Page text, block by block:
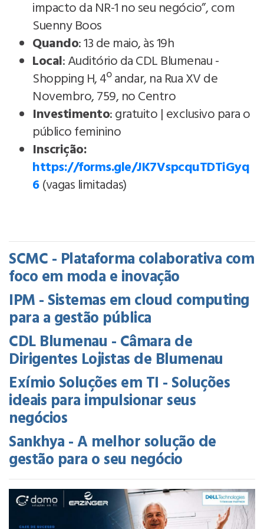
impacto da NR-1 no seu negócio”, com
Suenny Boos
Quando: 13 de maio, às 19h
Local: Auditório da CDL Blumenau -
Shopping H, 4º andar, na Rua XV de
Novembro, 759, no Centro
Investimento: gratuito | exclusivo para o
público feminino
Inscrição:
https://forms.gle/JK7VspcquTDTiGyq
6(vagas limitadas)
SCMC - Plataforma colaborativa com
foco em moda e inovação
IPM - Sistemas em cloud computing
para a gestão pública
CDL Blumenau - Câmara de
Dirigentes Lojistas de Blumenau
Exímio Soluções em TI - Soluções
ideais para impulsionar seus
negócios
Sankhya - A melhor solução de
gestão para o seu negócio